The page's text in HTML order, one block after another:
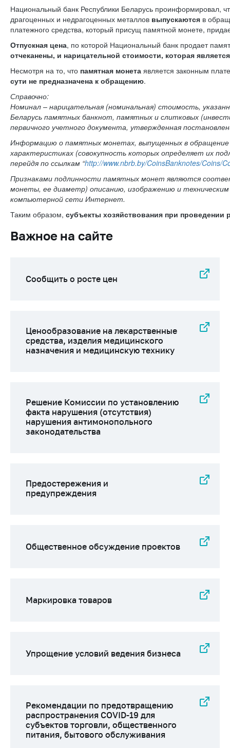
Белорусская
универсальная
товарная биржа
Общественная
жизнь
Идеологическая
Официальные
геральдические
символы
5 лет МАРТ
Деятельность
Ценовая политика
Антимонопольное
регулирование и
контроль закупок
рекламной
деятельности
нетарифного
регулирования
Биржевая торговля
Беларусь
Защита
Новости
граждан и юр. лиц
цен на товары
Сообщить о росте
цен на лекарства и
Национальный банк Республики Беларусь проинформировал,
драгоценных и недрагоценных металлов выпускаются в
платежного средства, который присущ памятной монете,
Отпускная цена, по которой Национальный банк продает
отчеканены, и нарицательной стоимости, которая
Несмотря на то, что памятная монета является законным
сути не предназначена к обращению.
Справочно:
Номинал – нарицательная (номинальная) стоимость,
Беларусь памятных банкнот, памятных и слитковых
первичного учетного документа, утвержденная
Информацию о памятных монетах, выпущенных в обращение
характеристиках (совокупность которых определяет их
перейдя по ссылкам “http://www.nbrb.by/CoinsBanknotes/Coins/
Признаками подлинности памятных монет являются
монеты, ее диаметр) описанию, изображению и
компьютерной сети Интернет.
Таким образом, субъекты хозяйствования при
Важное на сайте
Сообщить о росте цен
Ценообразование на лекарственные
средства, изделия медицинского
назначения и медицинскую технику
Решение Комиссии по установлению
факта нарушения (отсутствия)
нарушения антимонопольного
законодательства
Предостережения и
предупреждения
Общественное обсуждение проектов
Маркировка товаров
Упрощение условий ведения бизнеса
Рекомендации по предотвращению
распространения COVID-19 для
субъектов торговли, общественного
питания, бытового обслуживания